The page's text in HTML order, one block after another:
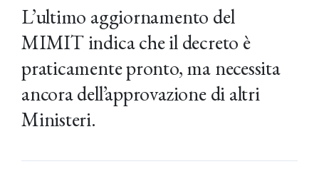
L’ultimo aggiornamento del
MIMIT indica che il decreto è
praticamente pronto, ma necessita
ancora dell’approvazione di altri
Ministeri.